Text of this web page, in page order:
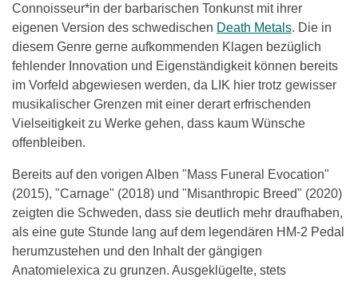
Connoisseur*in der barbarischen Tonkunst mit ihrer
eigenen Version des schwedischen Death Metals. Die in
diesem Genre gerne aufkommenden Klagen bezüglich
fehlender Innovation und Eigenständigkeit können bereits
im Vorfeld abgewiesen werden, da LIK hier trotz gewisser
musikalischer Grenzen mit einer derart erfrischenden
Vielseitigkeit zu Werke gehen, dass kaum Wünsche
offenbleiben.
Bereits auf den vorigen Alben "Mass Funeral Evocation"
(2015), "Carnage" (2018) und "Misanthropic Breed" (2020)
zeigten die Schweden, dass sie deutlich mehr draufhaben,
als eine gute Stunde lang auf dem legendären HM-2 Pedal
herumzustehen und den Inhalt der gängigen
Anatomielexica zu grunzen. Ausgeklügelte, stets